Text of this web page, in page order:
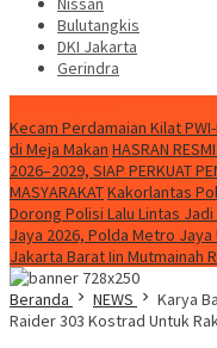
Bulutangkis
DKI Jakarta
Gerindra
Kecam Perdamaian Kilat
di Meja Makan HASRAN
2026–2029, SIAP PERKUAT
MASYARAKATKakorlantas
Dorong Polisi Lalu Lintas
Jaya 2026, Polda Metro
Jakarta Barat Iin Mutmainah
Beranda
NEWS
Karya
Raider 303 Kostrad Untuk